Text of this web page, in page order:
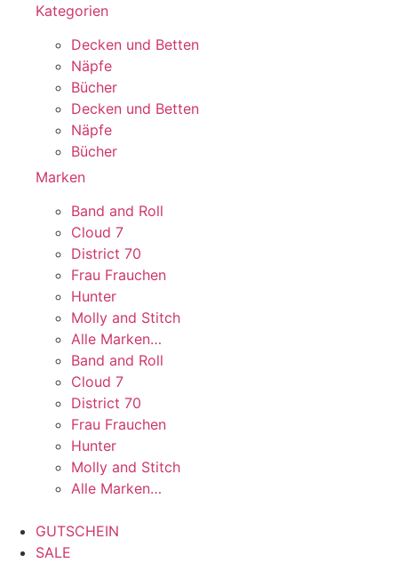
Kategorien
Decken und Betten
Näpfe
Bücher
Decken und Betten
Näpfe
Bücher
Marken
Band and Roll
Cloud 7
District 70
Frau Frauchen
Hunter
Molly and Stitch
Alle Marken…
Band and Roll
Cloud 7
District 70
Frau Frauchen
Hunter
Molly and Stitch
Alle Marken…
GUTSCHEIN
SALE